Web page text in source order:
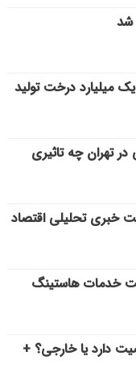
میلیارد درخت تولید
تهران چه تاثیری
خبری تحلیلی اقتصاد
خدمات هاستینگ
دارد یا خارجی؟ +